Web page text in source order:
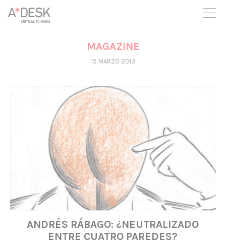
crees también en A*DESK seguimos necesitándote para poder
seguir adelante. Ahora puedes participar del proyecto y
apoyarlo.
MAGAZINE
15 MARZO 2013
ANDRÉS RÁBAGO: ¿NEUTRALIZADO
ENTRE CUATRO PAREDES?